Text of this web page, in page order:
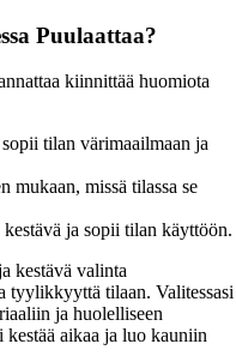
Puulaattaa?
kiinnittää huomiota
tilan värimaailmaan ja
mukaan, missä tilassa se
ja sopii tilan käyttöön.
kestävä valinta
tyylikkyyttä tilaan. Valitessasi
ja huolelliseen
kestää aikaa ja luo kauniin